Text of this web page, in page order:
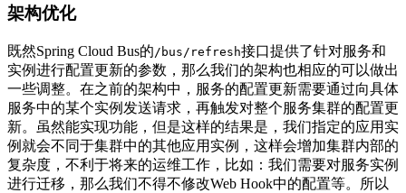
架构优化
既然Spring Cloud Bus的/bus/refresh接口提供了针对服务和
实例进行配置更新的参数，那么我们的架构也相应的可以做出
一些调整。在之前的架构中，服务的配置更新需要通过向具体
服务中的某个实例发送请求，再触发对整个服务集群的配置更
新。虽然能实现功能，但是这样的结果是，我们指定的应用实
例就会不同于集群中的其他应用实例，这样会增加集群内部的
复杂度，不利于将来的运维工作，比如：我们需要对服务实例
进行迁移，那么我们不得不修改Web Hook中的配置等。所以